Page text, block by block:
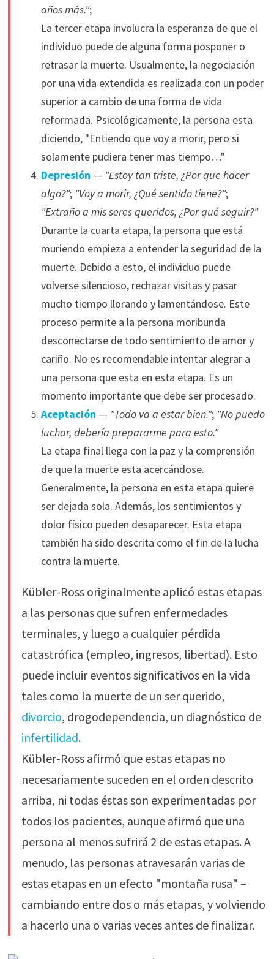
años más.";
La tercer etapa involucra la esperanza de que el
individuo puede de alguna forma posponer o
retrasar la muerte. Usualmente, la negociación
por una vida extendida es realizada con un poder
superior a cambio de una forma de vida
reformada. Psicológicamente, la persona esta
diciendo, "Entiendo que voy a morir, pero si
solamente pudiera tener mas tiempo…"
Depresión — "Estoy tan triste, ¿Por que hacer
algo?"; "Voy a morir, ¿Qué sentido tiene?";
"Extraño a mis seres queridos, ¿Por qué seguir?"
Durante la cuarta etapa, la persona que está
muriendo empieza a entender la seguridad de la
muerte. Debido a esto, el individuo puede
volverse silencioso, rechazar visitas y pasar
mucho tiempo llorando y lamentándose. Este
proceso permite a la persona moribunda
desconectarse de todo sentimiento de amor y
cariño. No es recomendable intentar alegrar a
una persona que esta en esta etapa. Es un
momento importante que debe ser procesado.
Aceptación — "Todo va a estar bien."; "No puedo
luchar, debería prepararme para esto."
La etapa final llega con la paz y la comprensión
de que la muerte esta acercándose.
Generalmente, la persona en esta etapa quiere
ser dejada sola. Además, los sentimientos y
dolor físico pueden desaparecer. Esta etapa
también ha sido descrita como el fin de la lucha
contra la muerte.
Kübler-Ross originalmente aplicó estas etapas
a las personas que sufren enfermedades
terminales, y luego a cualquier pérdida
catastrófica (empleo, ingresos, libertad). Esto
puede incluir eventos significativos en la vida
tales como la muerte de un ser querido,
divorcio, drogodependencia, un diagnóstico de
infertilidad.
Kübler-Ross afirmó que estas etapas no
necesariamente suceden en el orden descrito
arriba, ni todas éstas son experimentadas por
todos los pacientes, aunque afirmó que una
persona al menos sufrirá 2 de estas etapas. A
menudo, las personas atravesarán varias de
estas etapas en un efecto "montaña rusa" –
cambiando entre dos o más etapas, y volviendo
a hacerlo una o varias veces antes de finalizar.